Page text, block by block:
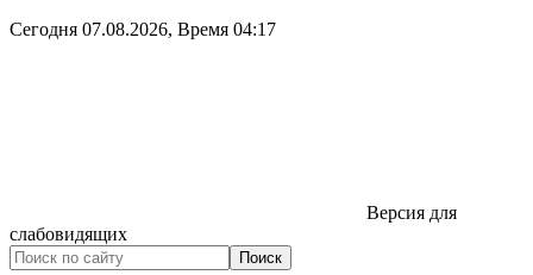
Сегодня 07.08.2026, Время 04:17
Версия для
слабовидящих